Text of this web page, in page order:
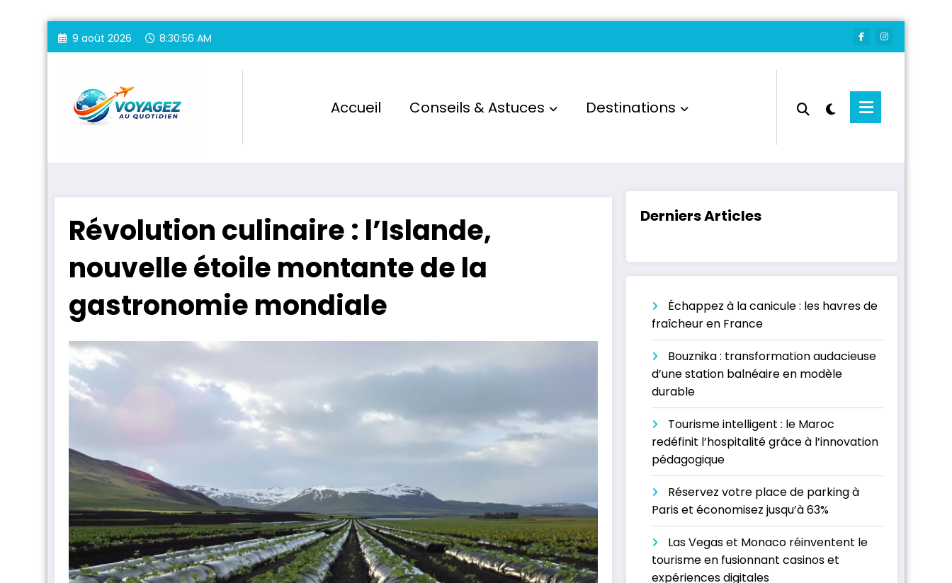
Aller
au
9 août 2026 8:30:58 AM
Accueil Conseils & Astuces Destinations
Révolution culinaire : l’Islande,
nouvelle étoile montante de la
gastronomie mondiale
Derniers Articles
Échappez à la canicule : les havres de
fraîcheur en France
Bouznika : transformation audacieuse
d’une station balnéaire en modèle
durable
Tourisme intelligent : le Maroc
redéfinit l’hospitalité grâce à l’innovation
pédagogique
Réservez votre place de parking à
Paris et économisez jusqu’à 63%
Las Vegas et Monaco réinventent le
tourisme en fusionnant casinos et
expériences digitales